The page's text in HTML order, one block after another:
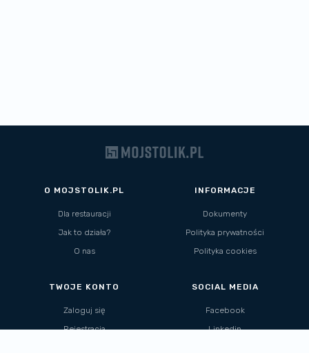
O MOJSTOLIK.PL
Dla restauracji
Jak to działa?
O nas
INFORMACJE
Dokumenty
Polityka prywatności
Polityka cookies
TWOJE KONTO
Zaloguj się
Rejestracja
SOCIAL MEDIA
Facebook
Linkedin